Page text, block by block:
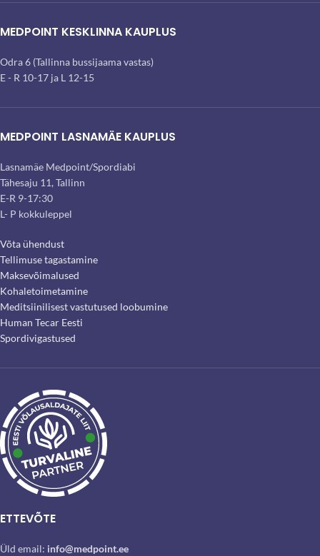
MEDPOINT KESKLINNA KAUPLUS
Odra 6 (Tallinna bussijaama vastas)
E - R 10-17 ja L 12-15
MEDPOINT LASNAMÄE KAUPLUS
Lasnamäe Medpoint/Spordiabi
Tähesaju 11, Tallinn
E-R 9-17:30
L- P kokkuleppel
Võta ühendust
Tellimuse tagastamine
Maksevõimalused
Kohaletoimetamine
Meditsiinilisest vastutused loobumine
Human Tecar Eesti
Spordivigastused
ETTEVÕTE
Üld email: info@medpoint.ee